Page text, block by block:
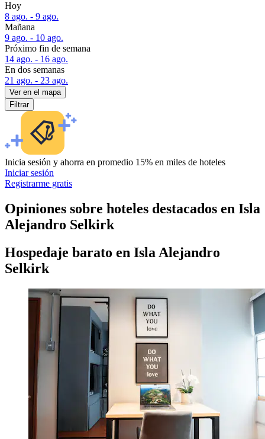
Hoy
8 ago. - 9 ago.
Mañana
9 ago. - 10 ago.
Próximo fin de semana
14 ago. - 16 ago.
En dos semanas
21 ago. - 23 ago.
Ver en el mapa
Filtrar
Inicia sesión y ahorra en promedio 15% en miles de hoteles
Iniciar sesión
Registrarme gratis
Opiniones sobre hoteles destacados en Isla
Alejandro Selkirk
Hospedaje barato en Isla Alejandro
Selkirk